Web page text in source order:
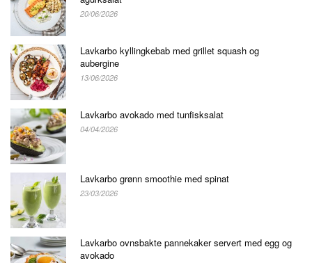
20/06/2026
Lavkarbo kyllingkebab med grillet squash og
aubergine
13/06/2026
Lavkarbo avokado med tunfisksalat
04/04/2026
Lavkarbo grønn smoothie med spinat
23/03/2026
Lavkarbo ovnsbakte pannekaker servert med egg og
avokado